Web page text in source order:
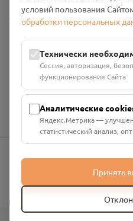
Общество с ограниченной
ИНН: 6700029207 ОГРН:
Юридический адрес: 216790,
Руднянский, г. Рудня, улица
Номер счёта:
Кор. счёт:
info@pomnim.online
условий пользования
обработки персональных
Технически
Сессия, авторизация,
функционирования Сайта
Аналитические
Яндекс.Метрика —
статистический анализ,
Принять